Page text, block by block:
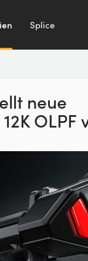
Splice
neue
OLPF